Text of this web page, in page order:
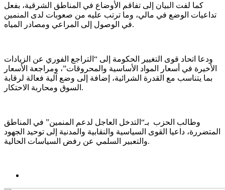
كما لفت البيان إلى تفاقم الأوضاع في المناطق الشرقية، بفعل
تداعيات الوضع في مالي، وما ترتب عليه من صعوبات لدى المنمين
في الوصول إلى المراعي ومصادر المياه.
ودعا اتحاد قوى التغيير الحكومة إلى “التراجع الفوري عن الزيادات
الأخيرة في أسعار المواد الأساسية والمحروقات”، ومراجعة الأسعار
بما يتناسب مع القدرة الشرائية، إضافة إلى وضع آلية فعالة لرقابة
السوق ومحاربة الاحتكار.
وطالب الحزب بـ“التدخل العاجل لدعم المنمين” في المناطق
المتضررة، داعيا القوى السياسية والنقابية والمدنية إلى توحيد الجهود
والتعبير السلمي عن رفض السياسات الحالية.